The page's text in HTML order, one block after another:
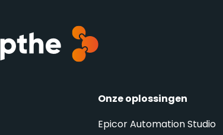
Onze oplossingen
Epicor Automation Studio